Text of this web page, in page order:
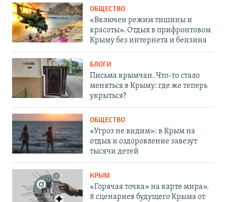
ОБЩЕСТВО
«Включен режим тишины и
красоты». Отдых в прифронтовом
Крыму без интернета и бензина
БЛОГИ
Письма крымчан. Что-то стало
меняться в Крыму: где же теперь
укрыться?
ОБЩЕСТВО
«Угроз не видим»: в Крым на
отдых и оздоровление завезут
тысячи детей
КРЫМ
«Горячая точка» на карте мира».
8 сценариев будущего Крыма от